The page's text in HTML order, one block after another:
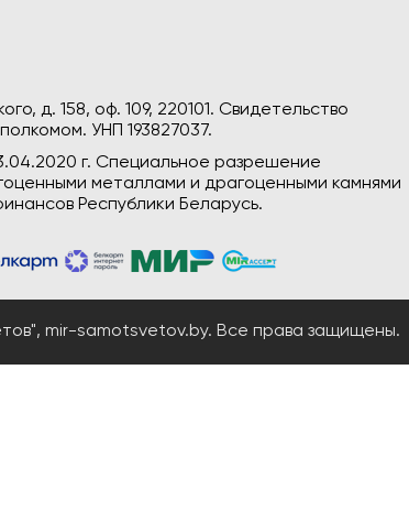
д. 158, оф. 109, 220101. Свидетельство
УНП 193827037.
г. Специальное разрешение
металлами и драгоценными камнями
Республики Беларусь.
mir-samotsvetov.by. Все права защищены.